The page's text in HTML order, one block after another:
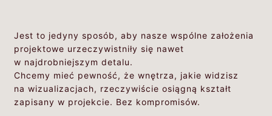
Jest to jedyny sposób, aby nasze wspólne założenia
projektowe urzeczywistniły się nawet
w najdrobniejszym detalu.
Chcemy mieć pewność, że wnętrza, jakie widzisz
na wizualizacjach, rzeczywiście osiągną kształt
zapisany w projekcie. Bez kompromisów.